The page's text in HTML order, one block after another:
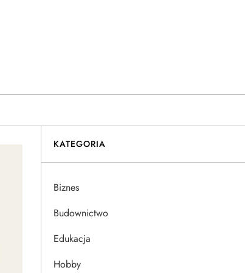
KATEGORIA
Biznes
Budownictwo
Edukacja
Hobby